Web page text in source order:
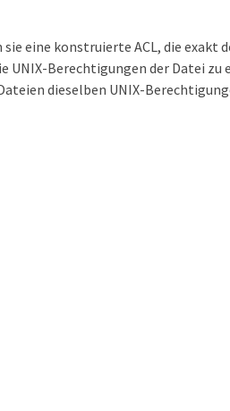
eine konstruierte ACL, die exakt
Berechtigungen der Datei zu
dieselben UNIX-